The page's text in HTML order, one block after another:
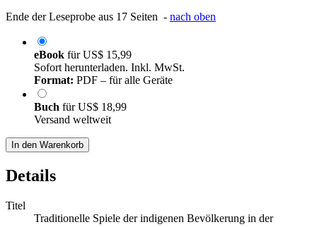
Ende der Leseprobe aus 17 Seiten - nach oben
eBook fürUS$ 15,99
Sofort herunterladen. Inkl. MwSt.
Format: PDF – für alle Geräte
Buch fürUS$ 18,99
Versand weltweit
In den Warenkorb
Details
Titel
Traditionelle Spiele der indigenen Bevölkerung in der